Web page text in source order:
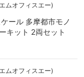
ムオフィスエー)
ール 多摩都市モノ
キット 2両セット
ムオフィスエー)